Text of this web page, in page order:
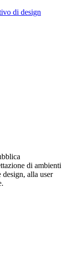
di design
di ambienti
alla user